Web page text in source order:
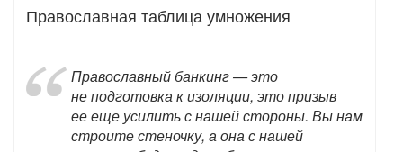
Православная таблица умножения
Православный банкинг — это
не подготовка к изоляции, это призыв
ее еще усилить с нашей стороны. Вы нам
строите стеночку, а она с нашей